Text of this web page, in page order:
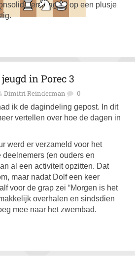
mag hij op een plusje
in Porec 3
Dimitri Reinderman 0
ik de dagindeling gepost. In dit
vertellen over hoe de dagen in
werd er verzameld voor het
(en ouders en
al een activiteit opzitten. Dat
maar nadat Dolf een keer
voor de grap zei “Morgen is het
overhalen en sindsdien
mee naar het zwembad.